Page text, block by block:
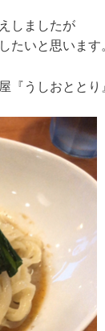
しましたが
たいと思います
『うしおととり